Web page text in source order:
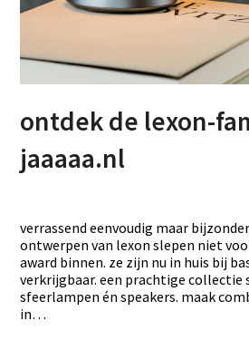
ontdek de lexon-
jaaaaa.nl
verrassend eenvoudig maar
ontwerpen van lexon slepen niet
award binnen. ze zijn nu in huis bij
verkrijgbaar. een prachtige collectie
sfeerlampen én speakers. maak
in…